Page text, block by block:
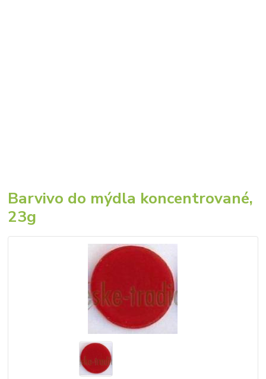
Barvivo do mýdla koncentrované,
23g